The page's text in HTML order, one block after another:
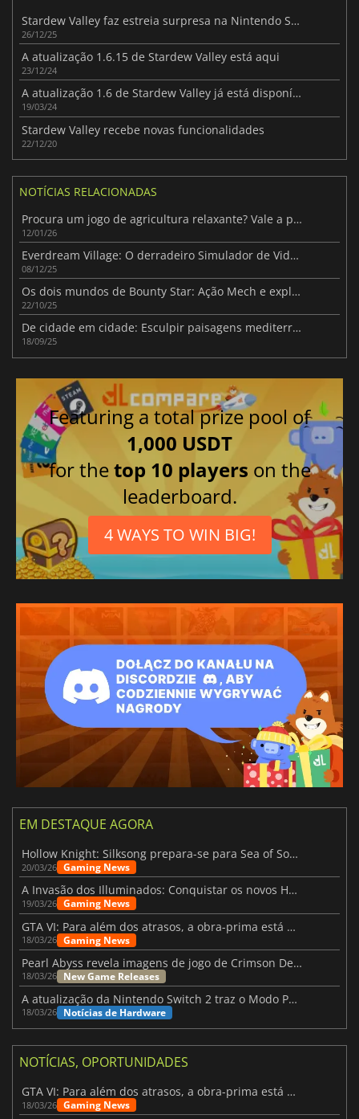
Stardew Valley faz estreia surpresa na Nintendo Switch 2
26/12/25
A atualização 1.6.15 de Stardew Valley está aqui
23/12/24
A atualização 1.6 de Stardew Valley já está disponível
19/03/24
Stardew Valley recebe novas funcionalidades
22/12/20
NOTÍCIAS RELACIONADAS
Procura um jogo de agricultura relaxante? Vale a pena explorar Ancient Farm
12/01/26
Everdream Village: O derradeiro Simulador de Vida e Criação Aconchegante
08/12/25
Os dois mundos de Bounty Star: Ação Mech e exploração de terras
22/10/25
De cidade em cidade: Esculpir paisagens mediterrânicas serenas
18/09/25
Featuring a total prize pool of
1,000 USDT
for thetop 10 players on the
leaderboard.
4 WAYS TO WIN BIG!
EM DESTAQUE AGORA
Hollow Knight: Silksong prepara-se para Sea of Sorrow com um patch
20/03/26 Gaming News
A Invasão dos Illuminados: Conquistar os novos Helldivers 2 Atualização!
19/03/26 Gaming News
GTA VI: Para além dos atrasos, a obra-prima está quase a chegar
18/03/26 Gaming News
Pearl Abyss revela imagens de jogo de Crimson Desert para a PS5
18/03/26 New Game Releases
A atualização da Nintendo Switch 2 traz o Modo Portátil aos jogos mais antigos da Switch
18/03/26 Notícias de Hardware
NOTÍCIAS, OPORTUNIDADES
GTA VI: Para além dos atrasos, a obra-prima está quase a chegar
18/03/26 Gaming News